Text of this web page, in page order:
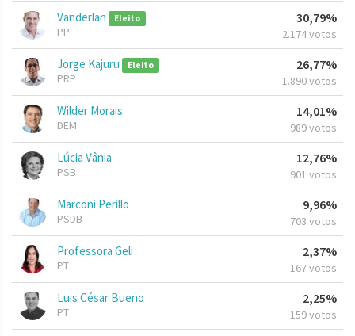
Vanderlan Eleito
PP
30,79%
2.174 votos
Jorge Kajuru Eleito
PRP
26,77%
1.890 votos
Wilder Morais
DEM
14,01%
989 votos
Lúcia Vânia
PSB
12,76%
901 votos
Marconi Perillo
PSDB
9,96%
703 votos
Professora Geli
PT
2,37%
167 votos
Luis César Bueno
PT
2,25%
159 votos